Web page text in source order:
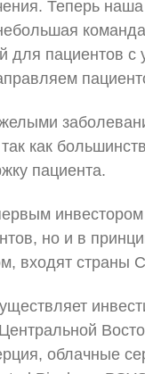
Теперь
пациентов
как
пациента.
но и в
входят
облачные